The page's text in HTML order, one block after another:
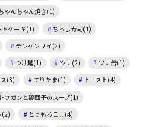
ゃんちゃん焼き(1)
トケーキ(1)
ちらし寿司(1)
チンゲンサイ(2)
つけ麺(1) ツナ(2)
ツナ缶(1)
(3) てりたま(1)
トースト(4)
トウガンと鶏団子のスープ(1)
(2)
とうもろこし(4)